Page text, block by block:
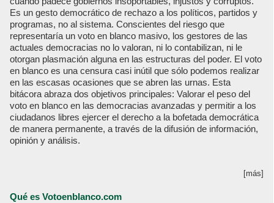
Es un gesto democrático de rechazo a los políticos, partidos y
programas, no al sistema. Conscientes del riesgo que
representaría un voto en blanco masivo, los gestores de las
actuales democracias no lo valoran, ni lo contabilizan, ni le
otorgan plasmación alguna en las estructuras del poder. El voto
en blanco es una censura casi inútil que sólo podemos realizar
en las escasas ocasiones que se abren las urnas. Esta
bitácora abraza dos objetivos principales: Valorar el peso del
voto en blanco en las democracias avanzadas y permitir a los
ciudadanos libres ejercer el derecho a la bofetada democrática
de manera permanente, a través de la difusión de información,
opinión y análisis.
[más]
Qué es Votoenblanco.com